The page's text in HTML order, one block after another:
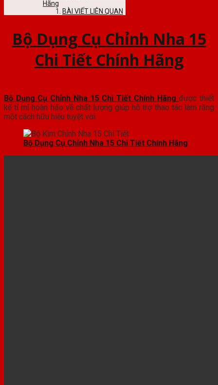
Hãng
BÀI VIẾT LIÊN QUAN
Bộ Dụng Cụ Chỉnh Nha 15
Chi Tiết Chính Hãng
Bộ Dụng Cụ Chỉnh Nha 15 Chi Tiết Chính Hãngđược thiết
kế tỉ mỉ hoàn hảo về chất lượng giúp hỗ trợ thao tác làm răng
một cách hữu hiệu tuyệt vời.
Bộ Dụng Cụ Chỉnh Nha 15 Chi Tiết Chính Hãng